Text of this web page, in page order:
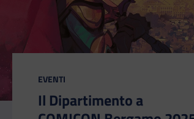
CATEGORIA:
EVENTI
Il Dipartimento a